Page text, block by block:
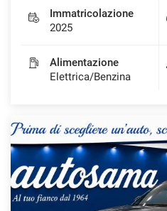
Immatricolazione
2025
Alimentazione
Elettrica/Benzina
qualsiasi
momento.
Cookie necessari
Cookie delle preferenze